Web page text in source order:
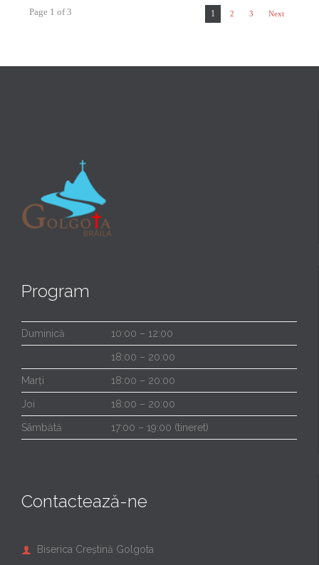
Page 1 of 3 1 2 3 Next
Program
Duminică 10:00 – 12:00
18:00 – 20:00
Marți 18:00 – 20:00
Joi 18:00 – 20:00
Sâmbătă 17:00 – 19:00 (tineret)
Contactează-ne
 Biserica Creștină Golgota